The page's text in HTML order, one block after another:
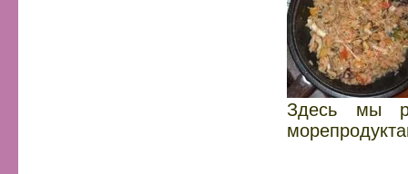
Здесь мы